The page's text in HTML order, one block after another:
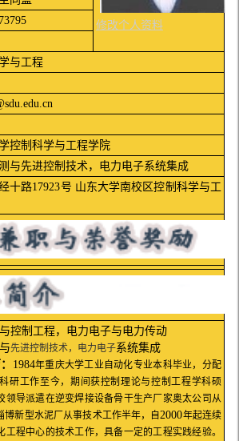
修改个人资料
与工程
控制科学与工程学院
与先进控制技术，电力电子系统集成
十路17923号 山东大学南校区控制科学与工
控制工程，电力电子与电力传动
先进控制 技术， 电力电子系统集成
1984年重庆大学工业自动化专业本科毕业，分配
研工作至今，期间获控制理论与控制工程学科硕
领导派遣在逆变焊接设备骨干生产厂家奥太公司从
博新型水泥厂从事技术工作半年，自2000年起连续
工程中心的技术工作，具备一定的工程实践经验。